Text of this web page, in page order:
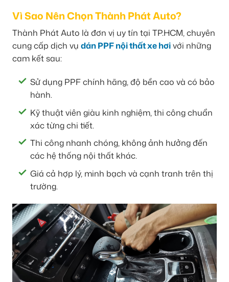
Vì Sao Nên Chọn Thành Phát Auto?
Thành Phát Auto là đơn vị uy tín tại TP.HCM, chuyên
cung cấp dịch vụ dán PPF nội thất xe hơivới những
cam kết sau:
Sử dụng PPF chính hãng, độ bền cao và có bảo
hành.
Kỹ thuật viên giàu kinh nghiệm, thi công chuẩn
xác từng chi tiết.
Thi công nhanh chóng, không ảnh hưởng đến
các hệ thống nội thất khác.
Giá cả hợp lý, minh bạch và cạnh tranh trên thị
trường.